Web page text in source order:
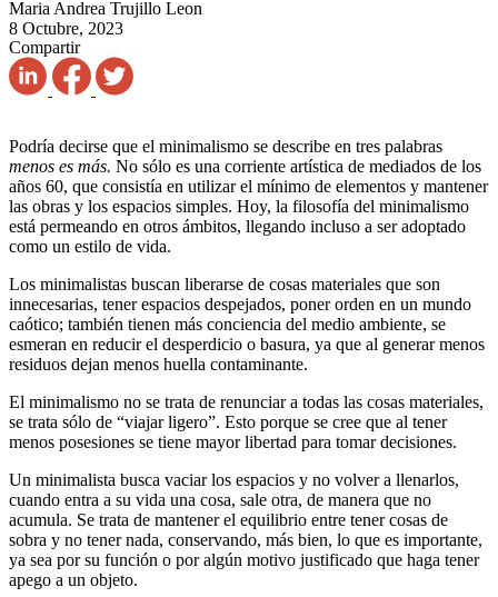
Maria Andrea Trujillo Leon
8 Octubre, 2023
Compartir
Podría decirse que el minimalismo se describe en tres palabras
menos es más. No sólo es una corriente artística de mediados de los
años 60, que consistía en utilizar el mínimo de elementos y mantener
las obras y los espacios simples. Hoy, la filosofía del minimalismo
está permeando en otros ámbitos, llegando incluso a ser adoptado
como un estilo de vida.
Los minimalistas buscan liberarse de cosas materiales que son
innecesarias, tener espacios despejados, poner orden en un mundo
caótico; también tienen más conciencia del medio ambiente, se
esmeran en reducir el desperdicio o basura, ya que al generar menos
residuos dejan menos huella contaminante.
El minimalismo no se trata de renunciar a todas las cosas materiales,
se trata sólo de “viajar ligero”. Esto porque se cree que al tener
menos posesiones se tiene mayor libertad para tomar decisiones.
Un minimalista busca vaciar los espacios y no volver a llenarlos,
cuando entra a su vida una cosa, sale otra, de manera que no
acumula. Se trata de mantener el equilibrio entre tener cosas de
sobra y no tener nada, conservando, más bien, lo que es importante,
ya sea por su función o por algún motivo justificado que haga tener
apego a un objeto.